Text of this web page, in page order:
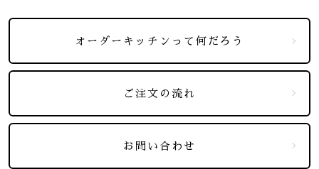
オーダーキッチンって何だろう
ご注文の流れ
お問い合わせ